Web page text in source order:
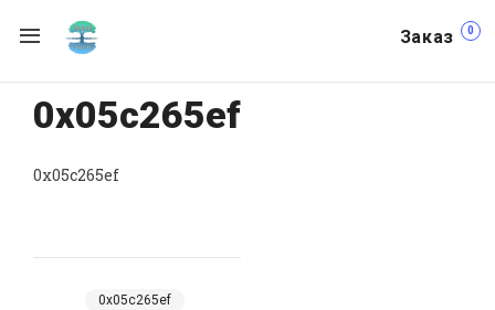
Заказ 0
0x05c265ef
0x05c265ef
0x05c265ef